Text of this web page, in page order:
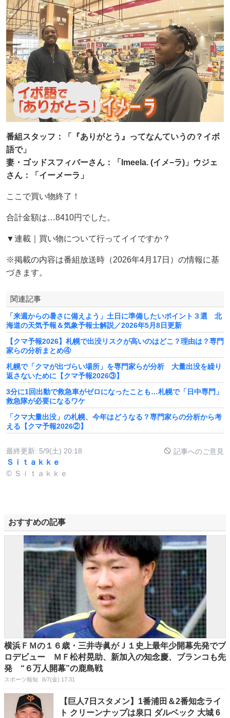
番組スタッフ：「『ありがとう』ってなんていうの？イボ
語で」
妻・ゴッドスフィバーさん：「Imeela. (イメ−ラ)」ウジェ
さん：「イーメーラ」
ここで買い物終了！
合計金額は…8410円でした。
▼連載｜買い物について行ってイイですか？
※掲載の内容は番組放送時（2026年4月17日）の情報に基
づきます。
関連記事
「来週からの暑さに備えよう」土日に準備したいポイント３選 北
海道の天気予報＆気象予報士解説／2026年5月8日更新
【クマ予報2026】札幌で出没リスクが高いのはどこ？理由は？専門
家らの分析まとめ④
札幌で「クマが出づらい場所」を専門家らが分析 大量出没を繰り
返さないために【クマ予報2026③】
3分に1回出動で救急車がゼロになったことも…札幌で「日中専門」
救急隊が必要になるワケ
「クマ大量出没」の札幌、今年はどうなる？専門家らの分析から考
える【クマ予報2026②】
最終更新: 5/9(土) 20:18 記事へのご意見
Ｓｉｔａｋｋｅ
© Ｓｉｔａｋｋｅ
おすすめの記事
横浜ＦＭの１６歳・三井寺眞がＪ１史上最年少開幕先発でプ
ロデビュー ＭＦ松村晃助、新加入の知念慶、ブランコも先
発 “６万人開幕”の鹿島戦
スポーツ報知 8/7(金) 17:31
【巨人7日スタメン】1番浦田＆2番知念ライ
ト クリーンナップは泉口 ダルベック 大城 6